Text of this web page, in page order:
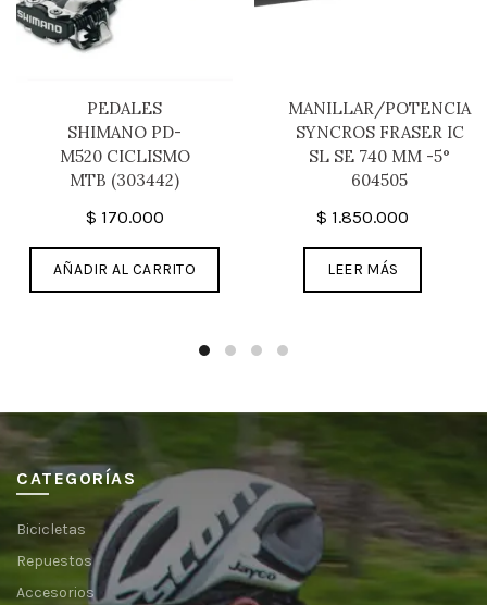
PEDALES
SHIMANO PD-
M520 CICLISMO
MTB (303442)
$ 170.000
AÑADIR AL CARRITO
MANILLAR/POTENCIA
SYNCROS FRASER IC
SL SE 740 MM -5°
604505
$ 1.850.000
LEER MÁS
CATEGORÍAS
Bicicletas
Repuestos
Accesorios